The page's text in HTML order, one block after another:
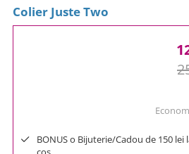
Colier Juste Two
BONUS o Bijuterie/Cadou de 150 lei